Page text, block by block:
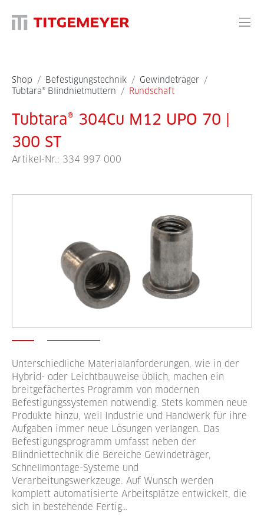
Shop / Befestigungstechnik / Gewindeträger /
Tubtara® Blindnietmuttern / Rundschaft
Tubtara® 304Cu M12 UPO 70 |
300 ST
Artikel-Nr.: 334 997 000
Unterschiedliche Materialanforderungen, wie in der
Hybrid- oder Leichtbauweise üblich, machen ein
breitgefächertes Programm von modernen
Befestigungssystemen notwendig. Stets kommen neue
Produkte hinzu, weil Industrie und Handwerk für ihre
Aufgaben immer neue Lösungen verlangen. Das
Befestigungsprogramm umfasst neben der
Blindniettechnik die Bereiche Gewindeträger,
Schnellmontage-Systeme und
Verarbeitungswerkzeuge. Auf Wunsch werden
komplett automatisierte Arbeitsplätze entwickelt, die
sich in bestehende Fertig…